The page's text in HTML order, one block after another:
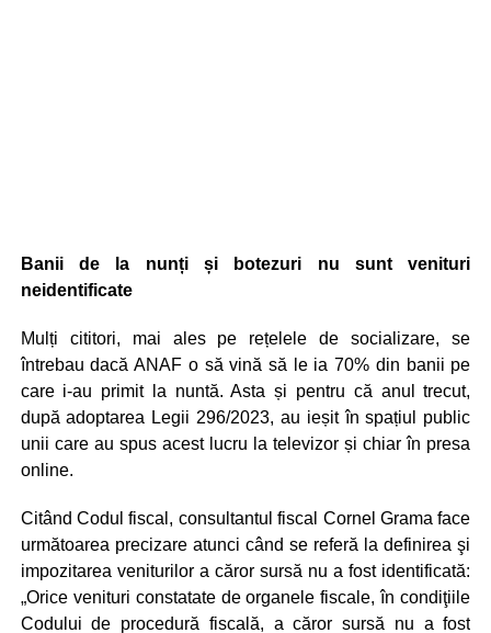
Banii de la nunți și botezuri nu sunt venituri
neidentificate
Mulți cititori, mai ales pe rețelele de socializare, se
întrebau dacă ANAF o să vină să le ia 70% din banii pe
care i-au primit la nuntă. Asta și pentru că anul trecut,
după adoptarea Legii 296/2023, au ieșit în spațiul public
unii care au spus acest lucru la televizor și chiar în presa
online.
Citând Codul fiscal, consultantul fiscal Cornel Grama face
următoarea precizare atunci când se referă la definirea şi
impozitarea veniturilor a căror sursă nu a fost identificată:
„Orice venituri constatate de organele fiscale, în condiţiile
Codului de procedură fiscală, a căror sursă nu a fost